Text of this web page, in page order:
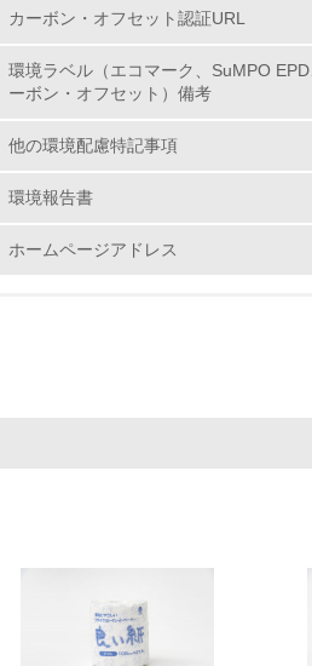
8. 第三者認証を取得し
2.環境への取り組み
No.
<L1> 環境配慮型製
<L1> グリーン購入
カーボン・オフセット認証URL
環境ラベル（エコマーク、SuMPO EPD
ーボン・オフセット）備考
他の環境配慮特記事項
環境報告書
ホームページアドレス